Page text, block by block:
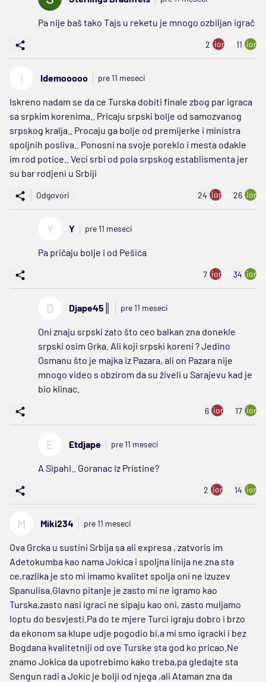
Pa nije baš tako Tajs u reketu je mnogo ozbiljan igrač
2 ion:minus
11
I Idemooooo pre 11 meseci
Iskreno nadam se da ce Turska dobiti finale zbog par igraca
sa srpkim korenima.. Pricaju srpski bolje od samozvanog
srpskog kralja.. Procaju ga bolje od premijerke i ministra
spoljnih posliva.. Ponosni na svoje poreklo i mesta odakle
im rod potice.. Veci srbi od pola srpskog establismenta jer
su bar rodjeni u Srbiji
Odgovori 24 ion:minus
26
Y Y pre 11 meseci
Pa pričaju bolje i od Pešića
7 ion:minus
34
D Djape45║ pre 11 meseci
Oni znaju srpski zato što ceo balkan zna donekle
srpski osim Grka. Ali koji srpski koreni ? Jedino
Osmanu što je majka iz Pazara, ali on Pazara nije
mnogo video s obzirom da su živeli u Sarajevu kad je
bio klinac.
6 ion:minus
17
E Etdjape pre 11 meseci
A Sipahi.. Goranac iz Pristine?
2 ion:minus
14
M Miki234 pre 11 meseci
Ova Grcka u sustini Srbija sa ali expresa , zatvoris im
Adetokumba kao nama Jokica i spoljna linija ne zna sta
ce,razlika je sto mi imamo kvalitet spolja oni ne izuzev
Spanulisa.Glavno pitanje je zasto mi ne igramo kao
Turska,zasto nasi igraci ne sipaju kao oni, zasto muljamo
loptu do besvjesti.Pa do te mjere Turci igraju dobro i brzo
da ekonom sa klupe udje pogodio bi,a mi smo igracki i bez
Bogdana kvalitetniji od ove Turske sta god ko pricao.Ne
znamo Jokica da upotrebimo kako treba,pa gledajte sta
Sengun radi a Jokic je bolji od njega ,ali Ataman zna da